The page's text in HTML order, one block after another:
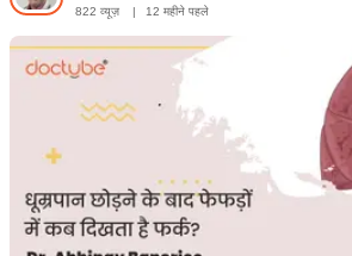
822 व्यूज़
| 12 महीने पहले